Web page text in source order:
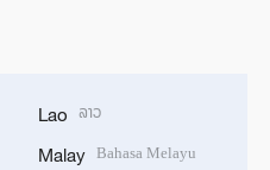
Lao ລາວ
Malay Bahasa Melayu